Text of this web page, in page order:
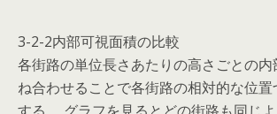
3-2-2内部可視面積の比較
各街路の単位長さあたりの高さごとの
ね合わせることで各街路の相対的な位